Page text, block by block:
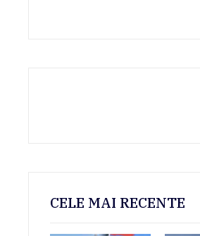
CELE MAI RECENTE